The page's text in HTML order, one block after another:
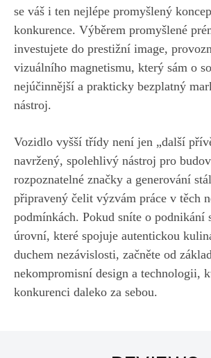
se váš i ten nejlépe promyšlený
konkurence. Výběrem promyšlené
investujete do prestižní image,
vizuálního magnetismu, který sám o
nejúčinnější a prakticky bezplatný
nástroj.
Vozidlo vyšší třídy není jen „další
navržený, spolehlivý nástroj pro
rozpoznatelné značky a generování
připravený čelit výzvám práce v těch
podmínkách. Pokud sníte o podnikání
úrovní, které spojuje autentickou
duchem nezávislosti, začněte od
nekompromisní design a technologii,
konkurenci daleko za sebou.